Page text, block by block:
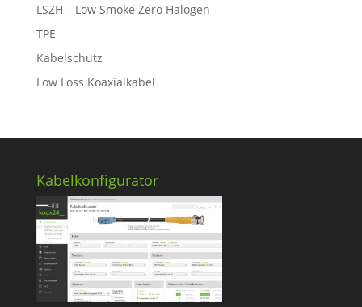
LSZH – Low Smoke Zero Halogen
TPE
Kabelschutz
Low Loss Koaxialkabel
Kabelkonfigurator